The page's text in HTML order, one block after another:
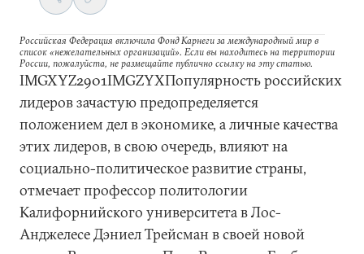
Российская Федерация включила Фонд Карнеги за международный мир в
список «нежелательных организаций». Если вы находитесь на территории
России, пожалуйста, не размещайте публично ссылку на эту статью.
IMGXYZ2901IMGZYXПопулярность российских
лидеров зачастую предопределяется
положением дел в экономике, а личные качества
этих лидеров, в свою очередь, влияют на
социально-политическое развитие страны,
отмечает профессор политологии
Калифорнийского университета в Лос-
Анджелесе Дэниел Трейсман в своей новой